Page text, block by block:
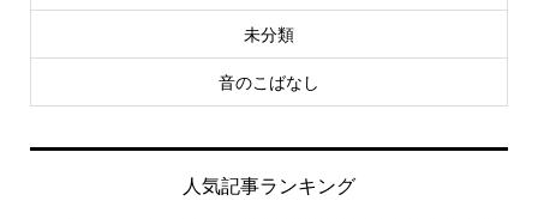
未分類
音のこばなし
人気記事ランキング